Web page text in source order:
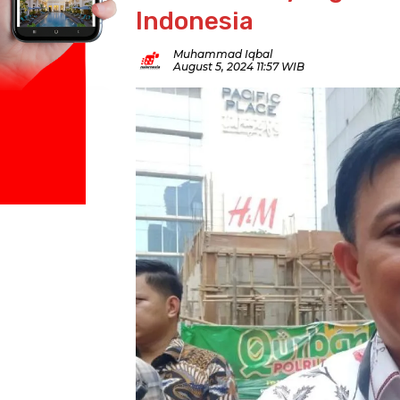
Indonesia
Muhammad Iqbal
August 5, 2024 11:57 WIB